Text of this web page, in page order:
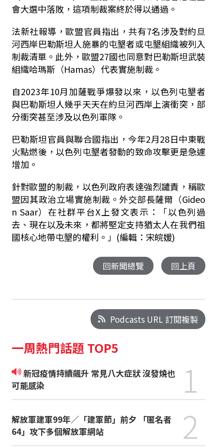
會大選中落敗，這項制裁案終於得以通過。
法新社報導，歐盟官員指出，共有7名涉及對約旦
河西岸巴勒斯坦人施暴的屯墾者或屯墾組織被列入
制裁清單。此外，歐盟27國也同意對巴勒斯坦武裝
組織哈瑪斯（Hamas）代表實施制裁。
自2023年10月加薩戰爭爆發以來，以色列屯墾者
與巴勒斯坦人幾乎天天在約旦河西岸上演衝突，部
分衝突甚至涉及以色列軍隊。
巴勒斯坦官員與聯合國指出，今年2月28日中東戰
火點燃後，以色列屯墾者發動的致命攻擊更是急遽
增加。
針對歐盟的制裁，以色列政府表達強烈譴責，稱歐
盟因其政治立場實施制裁。外交部長薩爾（Gideo
n Saar）在社群平台X上發文表示：「以色列過
去、現在以及未來，都將堅定支持猶太人在我們祖
國核心地帶屯墾的權利。」(編輯：宋皖媛)
回新聞總覽 回上頁
Podcasts URL 訂閱複製
一周熱門話題 TOP5
新冠疫情持續飆升 常見八大症狀 沒發燒也
可能感染
1
解放軍建軍99年／「建軍節」前夕 「匿名者
64」攻下多個解放軍網站
2